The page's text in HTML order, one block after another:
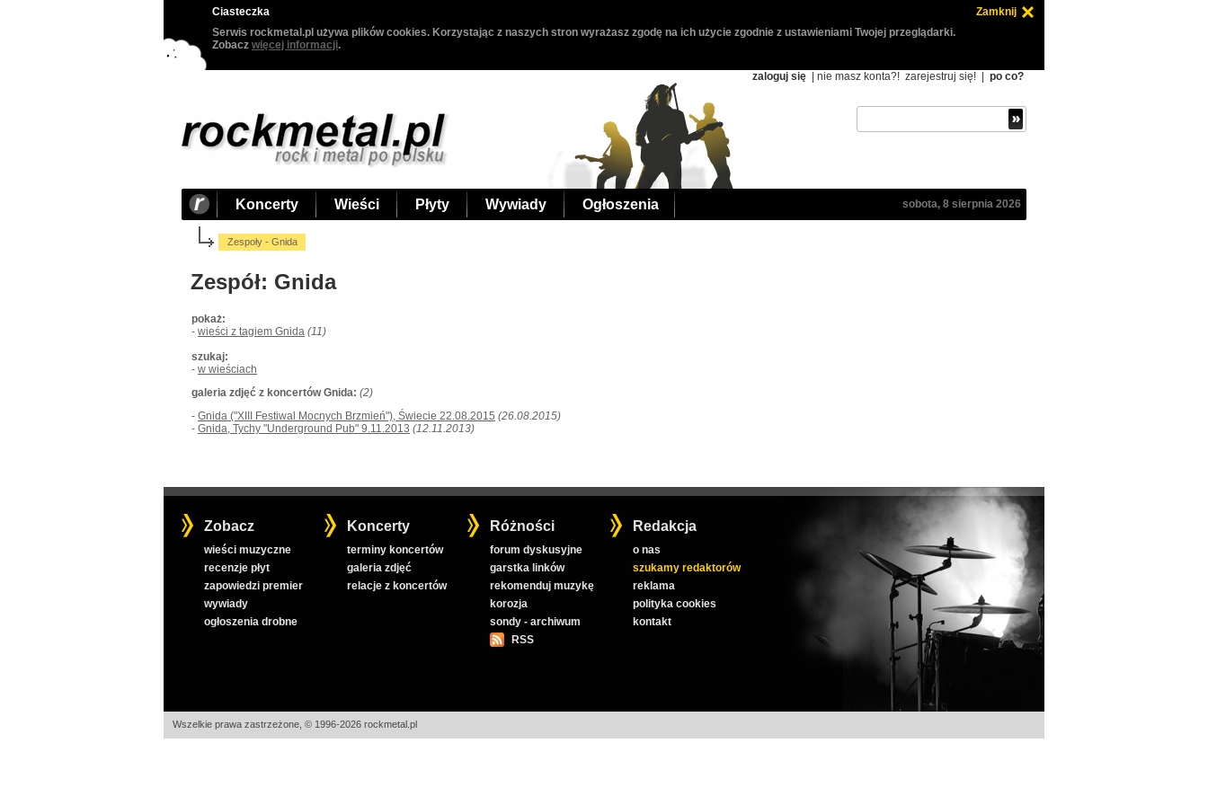
Ciasteczka
Zamknij
Serwis rockmetal.pl używa plików cookies. Korzystając z naszych stron wyrażasz zgodę na ich użycie zgodnie z ustawieniami Twojej przeglądarki.
Zobacz więcej informacji.
zaloguj się | nie masz konta?! zarejestruj się! po co?
Koncerty Wieści Płyty Wywiady Ogłoszenia sobota, 8 sierpnia 2026
Zespoły - Gnida
Zespół: Gnida
pokaż:
- wieści z tagiem Gnida (11)
szukaj:
- w wieściach
galeria zdjęć z koncertów Gnida: (2)
- Gnida ("XIII Festiwal Mocnych Brzmień"), Świecie 22.08.2015 (26.08.2015)
- Gnida, Tychy "Underground Pub" 9.11.2013 (12.11.2013)
Zobacz
wieści muzyczne
recenzje płyt
zapowiedzi premier
wywiady
ogłoszenia drobne
Koncerty
terminy koncertów
galeria zdjęć
relacje z koncertów
Różności
forum dyskusyjne
garstka linków
rekomenduj muzykę
korozja
sondy - archiwum
RSS
Redakcja
o nas
szukamy redaktorów
reklama
polityka cookies
kontakt
Wszelkie prawa zastrzeżone, © 1996-2026 rockmetal.pl